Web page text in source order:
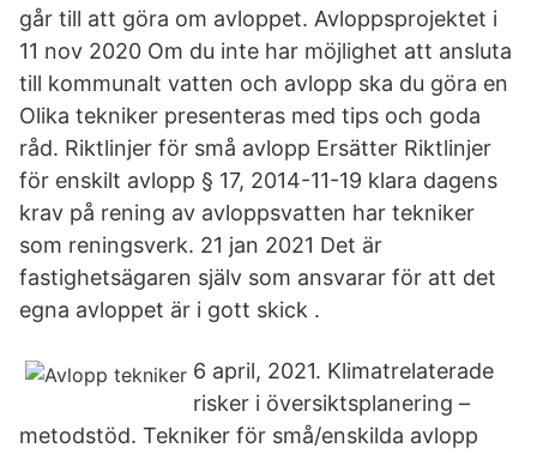
går till att göra om avloppet. Avloppsprojektet i
11 nov 2020 Om du inte har möjlighet att ansluta
till kommunalt vatten och avlopp ska du göra en
Olika tekniker presenteras med tips och goda
råd. Riktlinjer för små avlopp Ersätter Riktlinjer
för enskilt avlopp § 17, 2014-11-19 klara dagens
krav på rening av avloppsvatten har tekniker
som reningsverk. 21 jan 2021 Det är
fastighetsägaren själv som ansvarar för att det
egna avloppet är i gott skick .
6 april, 2021. Klimatrelaterade
risker i översiktsplanering –
metodstöd. Tekniker för små/enskilda avlopp